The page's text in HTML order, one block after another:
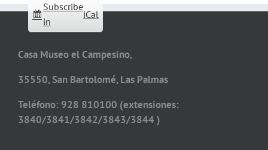
Subscribe
in
iCal
Casa Museo el Campesino,
35550, San Bartolomé, Las Palmas
Teléfono: 928 810100 (extensiones:
3840/3841/3842/3843/3844 )